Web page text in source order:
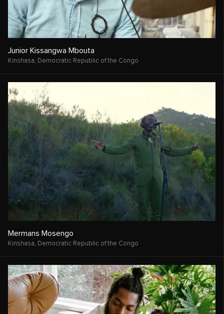
Junior Kissangwa Mbouta
Kinshasa, Democratic Republic of the Congo
Mermans Mosengo
Kinshasa, Democratic Republic of the Congo